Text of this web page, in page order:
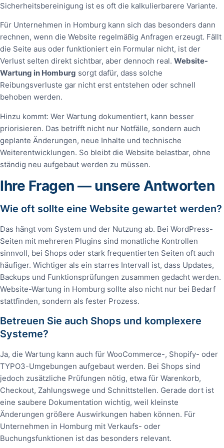
Sicherheitsbereinigung ist es oft die kalkulierbarere Variante.
Für Unternehmen in Homburg kann sich das besonders dann
rechnen, wenn die Website regelmäßig Anfragen erzeugt. Fällt
die Seite aus oder funktioniert ein Formular nicht, ist der
Verlust selten direkt sichtbar, aber dennoch real. Website-
Wartung in Homburg sorgt dafür, dass solche
Reibungsverluste gar nicht erst entstehen oder schnell
behoben werden.
Hinzu kommt: Wer Wartung dokumentiert, kann besser
priorisieren. Das betrifft nicht nur Notfälle, sondern auch
geplante Änderungen, neue Inhalte und technische
Weiterentwicklungen. So bleibt die Website belastbar, ohne
ständig neu aufgebaut werden zu müssen.
Ihre Fragen — unsere Antworten
Wie oft sollte eine Website gewartet werden?
Das hängt vom System und der Nutzung ab. Bei WordPress-
Seiten mit mehreren Plugins sind monatliche Kontrollen
sinnvoll, bei Shops oder stark frequentierten Seiten oft auch
häufiger. Wichtiger als ein starres Intervall ist, dass Updates,
Backups und Funktionsprüfungen zusammen gedacht werden.
Website-Wartung in Homburg sollte also nicht nur bei Bedarf
stattfinden, sondern als fester Prozess.
Betreuen Sie auch Shops und komplexere
Systeme?
Ja, die Wartung kann auch für WooCommerce-, Shopify- oder
TYPO3-Umgebungen aufgebaut werden. Bei Shops sind
jedoch zusätzliche Prüfungen nötig, etwa für Warenkorb,
Checkout, Zahlungswege und Schnittstellen. Gerade dort ist
eine saubere Dokumentation wichtig, weil kleinste
Änderungen größere Auswirkungen haben können. Für
Unternehmen in Homburg mit Verkaufs- oder
Buchungsfunktionen ist das besonders relevant.